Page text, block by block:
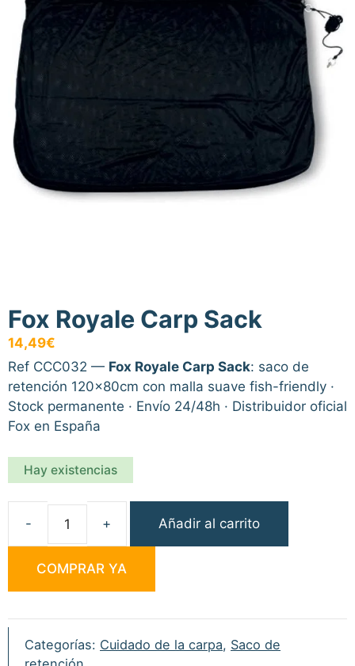
Fox Royale Carp Sack
14,49€
Ref CCC032 — Fox Royale Carp Sack: saco de
retención 120x80cm con malla suave fish-friendly ·
Stock permanente · Envío 24/48h · Distribuidor oficial
Fox en España
Hay existencias
Carp
Sack
Añadir al carrito
COMPRAR YA
Categorías: Cuidado de la carpa, Saco de